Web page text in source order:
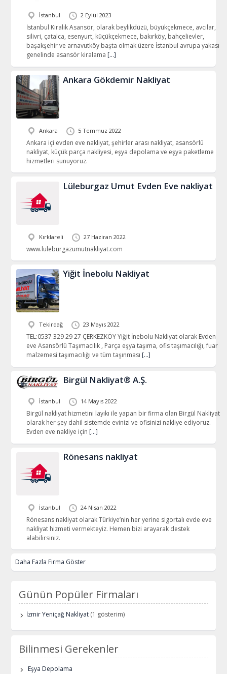
İstanbul 2 Eylül 2023
İstanbul Kiralık Asansör, olarak beylikdüzü, büyükçekmece, avcılar,
silivri, çatalca, esenyurt, küçükçekmece, bakırköy, bahçelievler,
başakşehir ve arnavutköy başta olmak üzere İstanbul avrupa yakası
genelinde asansör kiralama […]
Ankara Gökdemir Nakliyat
Ankara 5 Temmuz 2022
Ankara içi evden eve nakliyat, şehirler arası nakliyat, asansörlü
nakliyat, küçük parça nakliyesi, eşya depolama ve eşya paketleme
hizmetleri sunuyoruz.
Lüleburgaz Umut Evden Eve nakliyat
Kırklareli 27 Haziran 2022
www.luleburgazumutnakliyat.com
Yiğit İnebolu Nakliyat
Tekirdağ 23 Mayıs 2022
TEL:0537 329 29 27 ÇERKEZKÖY Yiğit İnebolu Nakliyat olarak Evden
eve Asansörlü Taşımacılık , Parça eşya taşıma, ofis taşımacılığı, fuar
malzemesi taşımacılığı ve tüm taşınması […]
Birgül Nakliyat® A.Ş.
İstanbul 14 Mayıs 2022
Birgül nakliyat hizmetini layıkı ile yapan bir firma olan Birgül Nakliyat
olarak her şey dahil sistemde evinizi ve ofisinizi nakliye ediyoruz.
Evden eve nakliye için […]
Rönesans nakliyat
İstanbul 24 Nisan 2022
Rönesans nakliyat olarak Türkiye’nin her yerine sigortalı evde eve
nakliyat hizmeti vermekteyiz. Hemen bizi arayarak destek
alabilirsiniz.
Daha Fazla Firma Göster
Günün Popüler Firmaları
İzmir Yeniçağ Nakliyat (1 gösterim)
Bilinmesi Gerekenler
Eşya Depolama